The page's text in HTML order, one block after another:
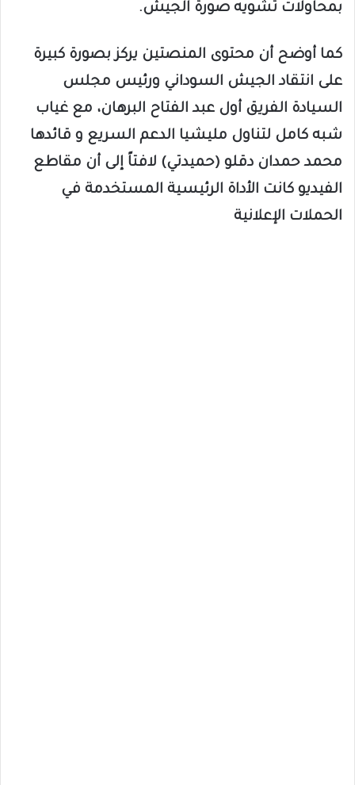
بمحاولات تشويه صورة الجيش.
كما أوضح أن محتوى المنصتين يركز بصورة كبيرة
على انتقاد الجيش السوداني ورئيس مجلس
السيادة الفريق أول عبد الفتاح البرهان، مع غياب
شبه كامل لتناول مليشيا الدعم السريع و قائدها
محمد حمدان دقلو (حميدتي) لافتاً إلى أن مقاطع
الفيديو كانت الأداة الرئيسية المستخدمة في
الحملات الإعلانية